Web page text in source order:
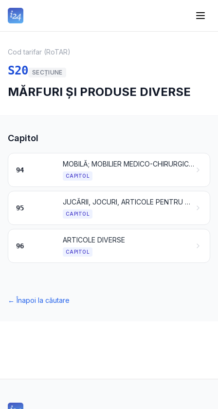
Cod tarifar (RoTAR)
S20 SECȚIUNE
MĂRFURI ȘI PRODUSE DIVERSE
Capitol
94
MOBILĂ; MOBILIER MEDICO-CHIRURGICAL; ARTICOLE DE PAT ȘI SIMILARE; APARATE ȘI CORPURI DE ILUMINAT NEDENUMITE ȘI NECUPRINSE ÎN ALTĂ PARTE; LĂMPI PENTRU RECLAME LUMINOASE, ÎNSEMNE LUMINOASE, PLĂCI INDICATOARE LUMINOASE ȘI ARTICOLE SIMILARE; CONSTRUCȚII PREFABRICATE
CAPITOL
95
JUCĂRII, JOCURI, ARTICOLE PENTRU DIVERTISMENT SAU PENTRU SPORT; PĂRȚI ȘI ACCESORII ALE ACESTORA
CAPITOL
96
ARTICOLE DIVERSE
CAPITOL
←Înapoi la căutare